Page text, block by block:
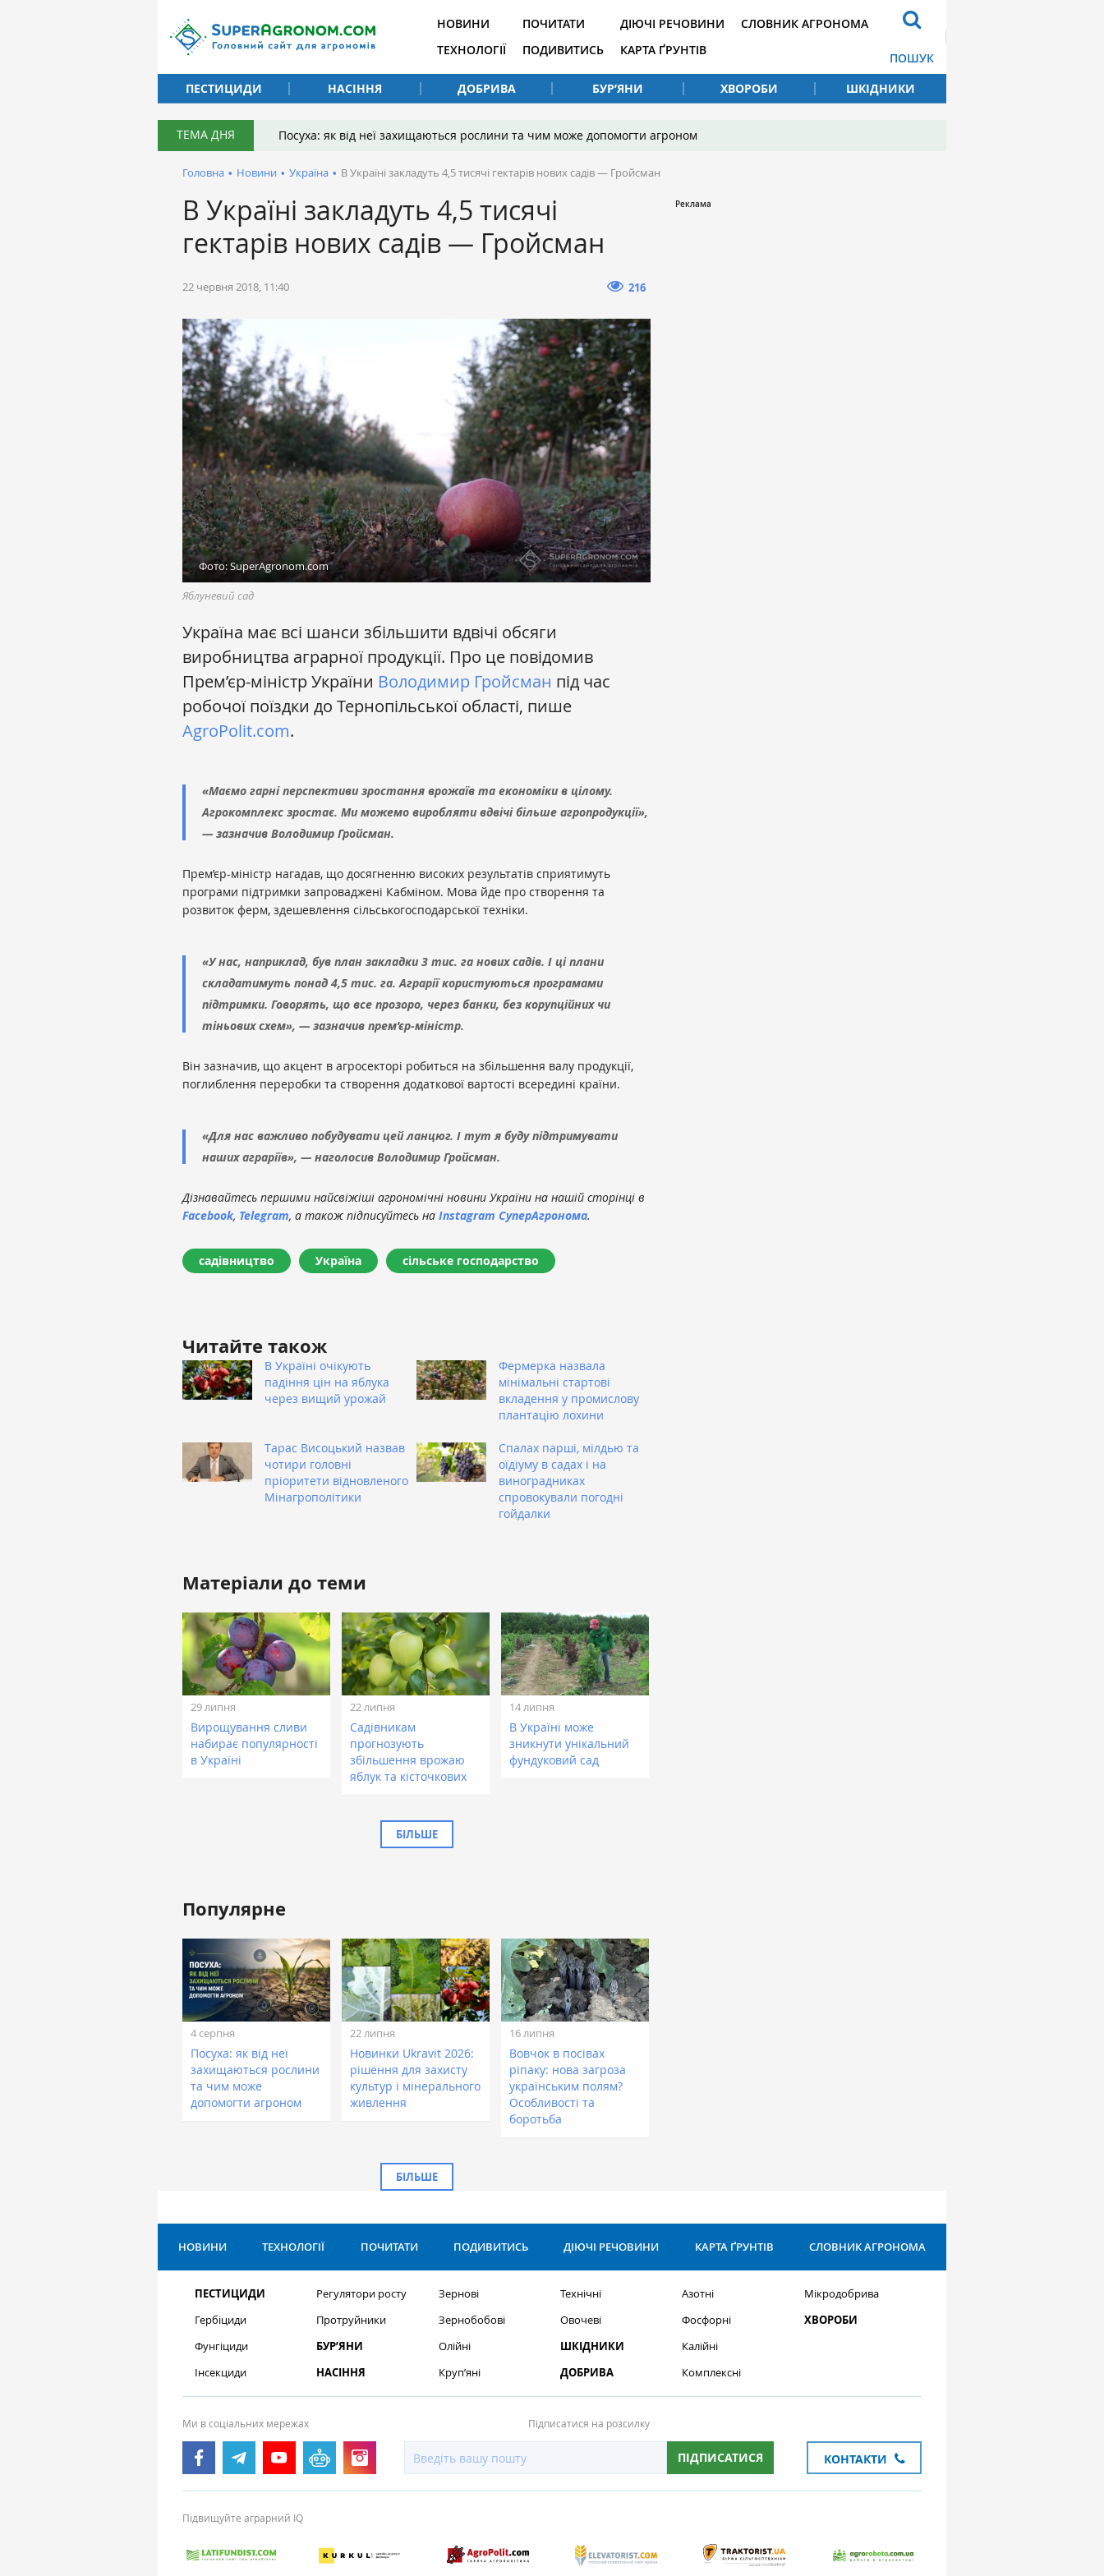
НОВИНИ
ТЕХНОЛОГІЇ
ПОЧИТАТИ
ПОДИВИТИСЬ
ДІЮЧІ РЕЧОВИНИ
КАРТА ҐРУНТІВ
СЛОВНИК АГРОНОМА
ПОШУК
ПЕСТИЦИДИ
НАСІННЯ ДОБРИВА БУР’ЯНИ ХВОРОБИ ШКІДНИКИ
ТЕМА ДНЯ Посуха: як від неї захищаються рослини та чим може допомогти агроном
Головна • Новини • Україна • В Україні закладуть 4,5 тисячі гектарів нових садів — Гройсман
В Україні закладуть 4,5 тисячі
гектарів нових садів — Гройсман
22 червня 2018, 11:40 216
Фото: SuperAgronom.com
Яблуневий сад
Україна має всі шанси збільшити вдвічі обсяги
виробництва аграрної продукції. Про це повідомив
Прем’єр-міністр України Володимир Гройсман під час
робочої поїздки до Тернопільської області, пише
AgroPolit.com.
«Маємо гарні перспективи зростання врожаїв та економіки в цілому.
Агрокомплекс зростає. Ми можемо виробляти вдвічі більше агропродукції»,
— зазначив Володимир Гройсман.
Прем’єр-міністр нагадав, що досягненню високих результатів сприятимуть
програми підтримки запроваджені Кабміном. Мова йде про створення та
розвиток ферм, здешевлення сільськогосподарської техніки.
«У нас, наприклад, був план закладки 3 тис. га нових садів. І ці плани
складатимуть понад 4,5 тис. га. Аграрії користуються програмами
підтримки. Говорять, що все прозоро, через банки, без корупційних чи
тіньових схем», — зазначив прем’єр-міністр.
Він зазначив, що акцент в агросекторі робиться на збільшення валу продукції,
поглиблення переробки та створення додаткової вартості всередині країни.
«Для нас важливо побудувати цей ланцюг. І тут я буду підтримувати
наших аграріїв», — наголосив Володимир Гройсман.
Дізнавайтесь першими найсвіжіші агрономічні новини України на нашій сторінці в
Facebook, Telegram, а також підписуйтесь на Instagram СуперАгронома.
садівництво Україна сільське господарство
Читайте також
В Україні очікують
падіння цін на яблука
через вищий урожай
Фермерка назвала
мінімальні стартові
вкладення у промислову
плантацію лохини
Тарас Висоцький назвав
чотири головні
пріоритети відновленого
Мінагрополітики
Спалах парші, мілдью та
оїдіуму в садах і на
виноградниках
спровокували погодні
гойдалки
Матеріали до теми
29 липня
Вирощування сливи
набирає популярності
в Україні
22 липня
Садівникам
прогнозують
збільшення врожаю
яблук та кісточкових
14 липня
В Україні може
зникнути унікальний
фундуковий сад
БІЛЬШЕ
Популярне
4 серпня
Посуха: як від неї
захищаються рослини
та чим може
допомогти агроном
22 липня
Новинки Ukravit 2026:
рішення для захисту
культур і мінерального
живлення
16 липня
Вовчок в посівах
ріпаку: нова загроза
українським полям?
Особливості та
боротьба
БІЛЬШЕ
НОВИНИ ТЕХНОЛОГІЇ ПОЧИТАТИ ПОДИВИТИСЬ ДІЮЧІ РЕЧОВИНИ КАРТА ҐРУНТІВ СЛОВНИК АГРОНОМА
ПЕСТИЦИДИ
Гербіциди
Фунгіциди
Інсекциди
Регулятори росту
Протруйники
БУР’ЯНИ
НАСІННЯ
Зернові
Зернобобові
Олійні
Круп’яні
Технічні
Овочеві
ШКІДНИКИ
ДОБРИВА
Азотні
Фосфорні
Калійні
Комплексні
Мікродобрива
ХВОРОБИ
Ми в соціальних мережах Підписатися на розсилку
ПІДПИСАТИСЯ КОНТАКТИ
Підвищуйте аграрний IQ